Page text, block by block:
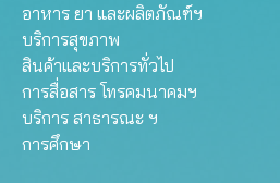
อาหาร ยา และผลิตภัณฑ์ฯ
บริการสุขภาพ
สินค้าและบริการทั่วไป
การสื่อสาร โทรคมนาคมฯ
บริการ สาธารณะ ฯ
การศึกษา